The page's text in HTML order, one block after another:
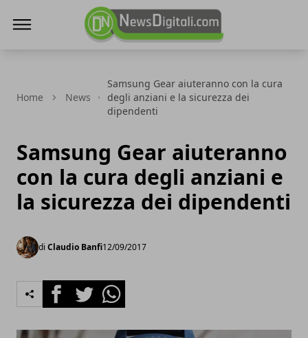
Home News
Samsung Gear aiuteranno con la cura
degli anziani e la sicurezza dei
dipendenti
Samsung Gear aiuteranno
con la cura degli anziani e
la sicurezza dei dipendenti
di Claudio Banfi12/09/2017
FacebookTwitterWhatsapp